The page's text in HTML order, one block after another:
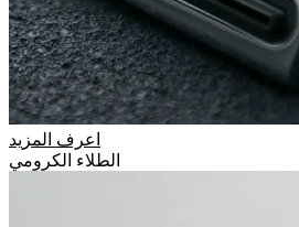
اعرف المزيد
الطلاء الكرومي